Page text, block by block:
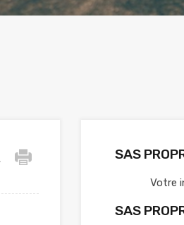
SAS
Votre
SAS